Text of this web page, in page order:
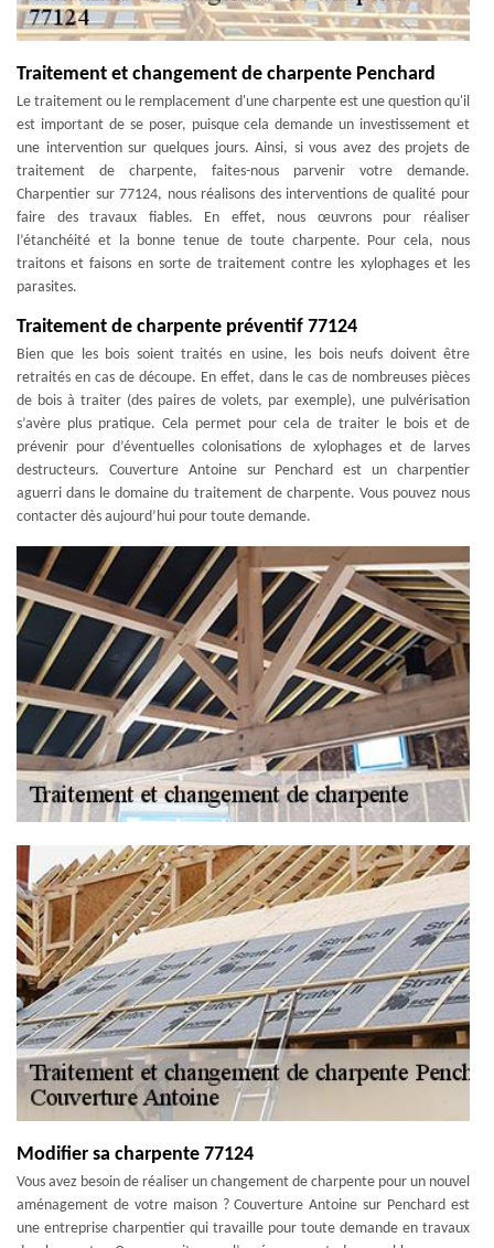
Traitement et changement de charpente Penchard
Le traitement ou le remplacement d'une charpente est une question qu'il
est important de se poser, puisque cela demande un investissement et
une intervention sur quelques jours. Ainsi, si vous avez des projets de
traitement de charpente, faites-nous parvenir votre demande.
Charpentier sur 77124, nous réalisons des interventions de qualité pour
faire des travaux fiables. En effet, nous œuvrons pour réaliser
l’étanchéité et la bonne tenue de toute charpente. Pour cela, nous
traitons et faisons en sorte de traitement contre les xylophages et les
parasites.
Traitement de charpente préventif 77124
Bien que les bois soient traités en usine, les bois neufs doivent être
retraités en cas de découpe. En effet, dans le cas de nombreuses pièces
de bois à traiter (des paires de volets, par exemple), une pulvérisation
s’avère plus pratique. Cela permet pour cela de traiter le bois et de
prévenir pour d’éventuelles colonisations de xylophages et de larves
destructeurs. Couverture Antoine sur Penchard est un charpentier
aguerri dans le domaine du traitement de charpente. Vous pouvez nous
contacter dès aujourd’hui pour toute demande.
Modifier sa charpente 77124
Vous avez besoin de réaliser un changement de charpente pour un nouvel
aménagement de votre maison ? Couverture Antoine sur Penchard est
une entreprise charpentier qui travaille pour toute demande en travaux